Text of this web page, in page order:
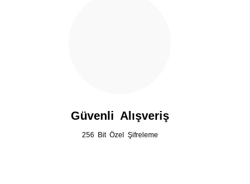
Güvenli Alışveriş
256 Bit Özel Şifreleme